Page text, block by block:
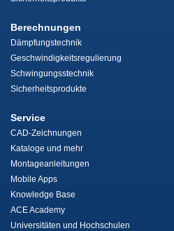
Berechnungen
Dämpfungstechnik
Geschwindigkeitsregulierung
Schwingungsstechnik
Sicherheitsprodukte
Service
CAD-Zeichnungen
Kataloge und mehr
Montageanleitungen
Mobile Apps
Knowledge Base
ACE Academy
Universitäten und Hochschulen